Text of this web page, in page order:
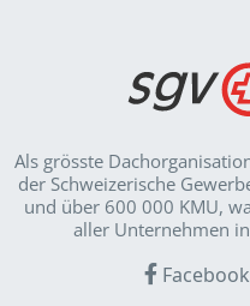
Als grösste
der Schweizerische
und über 600 000 KMU,
aller Unternehmen
Facebook